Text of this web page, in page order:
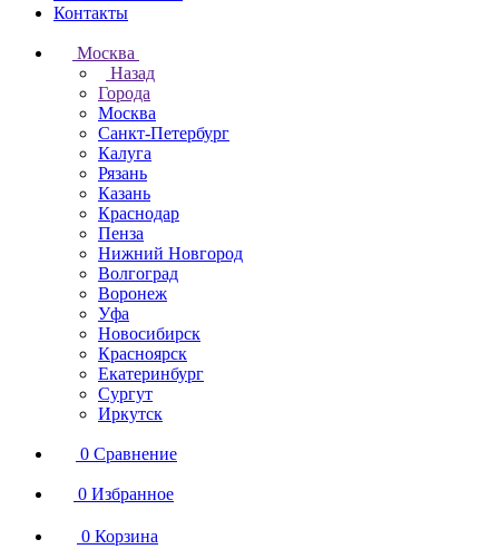
Контакты
Москва
Назад
Города
Москва
Санкт-Петербург
Калуга
Рязань
Казань
Краснодар
Пенза
Нижний Новгород
Волгоград
Воронеж
Уфа
Новосибирск
Красноярск
Екатеринбург
Сургут
Иркутск
0 Сравнение
0 Избранное
0 Корзина